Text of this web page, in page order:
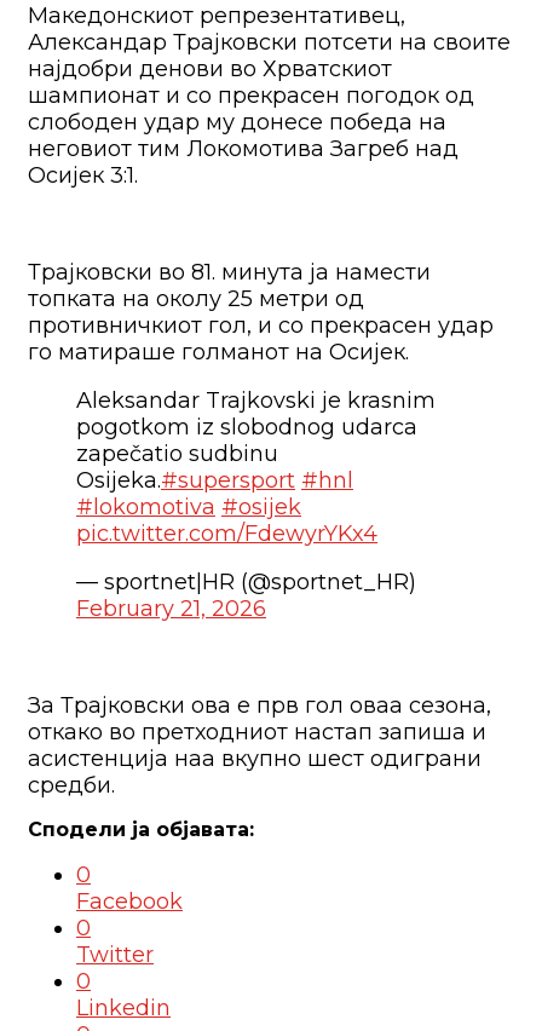
Македонскиот репрезентативец,
Александар Трајковски потсети на своите
најдобри денови во Хрватскиот
шампионат и со прекрасен погодок од
слободен удар му донесе победа на
неговиот тим Локомотива Загреб над
Осијек 3:1.
Трајковски во 81. минута ја намести
топката на околу 25 метри од
противничкиот гол, и со прекрасен удар
го матираше голманот на Осијек.
Aleksandar Trajkovski je krasnim
pogotkom iz slobodnog udarca
zapečatio sudbinu
Osijeka.#supersport #hnl
#lokomotiva #osijek
pic.twitter.com/FdewyrYKx4
— sportnet|HR (@sportnet_HR)
February 21, 2026
За Трајковски ова е прв гол оваа сезона,
откако во претходниот настап запиша и
асистенција наа вкупно шест одиграни
средби.
0
Facebook
0
Twitter
0
Linkedin